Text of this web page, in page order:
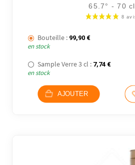
65.7° - 70 cl
Bouteille : 99,90 €
en stock
Sample Verre 3 cl : 7,74 €
en stock
AJOUTER